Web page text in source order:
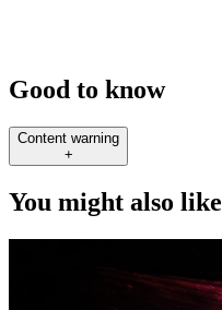
Good to know
Content warning
+
You might also like